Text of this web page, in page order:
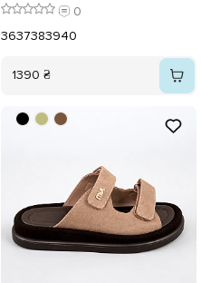
0
3637383940
1390 ₴